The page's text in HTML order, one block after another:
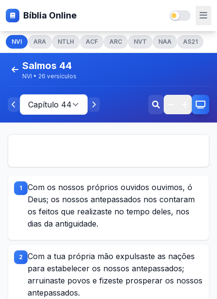
Bíblia Online
NVI ARA NTLH ACF ARC NVT NAA AS21
Salmos 44
NVI • 26 versículos
1
Com os nossos próprios ouvidos ouvimos, ó
Deus; os nossos antepassados nos contaram
os feitos que realizaste no tempo deles, nos
dias da antiguidade.
2
Com a tua própria mão expulsaste as nações
para estabelecer os nossos antepassados;
arruinaste povos e fizeste prosperar os nossos
antepassados.